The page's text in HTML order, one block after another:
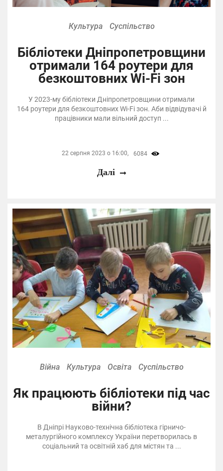
Культура Суспільство
Бібліотеки Дніпропетровщини
отримали 164 роутери для
безкоштовних Wi-Fi зон
У 2023-му бібліотеки Дніпропетровщини отримали
164 роутери для безкоштовних Wi-Fi зон. Аби відвідувачі й
працівники мали вільний доступ ...
22 серпня 2023 о 16:00, 6084
Далі
Війна Культура Освіта Суспільство
Як працюють бібліотеки під час
війни?
В Дніпрі Науково-технічна бібліотека гірничо-
металургійного комплексу України перетворилась в
соціальний та освітній хаб для містян та ...